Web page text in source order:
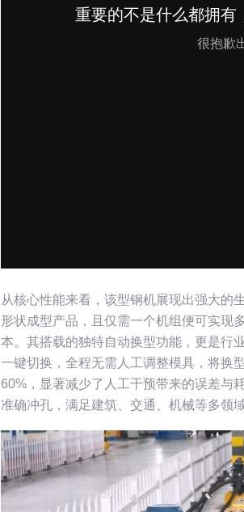
从核心性能来看，该型钢机展现出强大的
形状成型产品，且仅需一个机组便可实现
本。其搭载的独特自动换型功能，更是
一键切换，全程无需人工调整模具，将换
60%，显著减少了人工干预带来的误差与
准确冲孔，满足建筑、交通、机械等多领